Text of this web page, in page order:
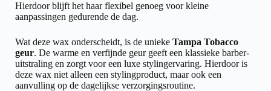
Hierdoor blijft het haar flexibel genoeg voor kleine
aanpassingen gedurende de dag.
Wat deze wax onderscheidt, is de unieke Tampa Tobacco
geur. De warme en verfijnde geur geeft een klassieke barber-
uitstraling en zorgt voor een luxe stylingervaring. Hierdoor is
deze wax niet alleen een stylingproduct, maar ook een
aanvulling op de dagelijkse verzorgingsroutine.